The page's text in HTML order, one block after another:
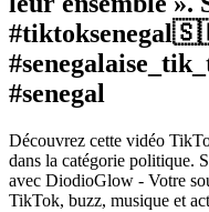
#senegal
Découvrez cette vidéo
dans la catégorie politique.
avec DiodioGlow - Votre
TikTok, buzz, musique et